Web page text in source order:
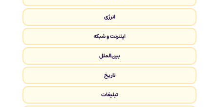
انرژی
اینترنت و شبکه
بین‌الملل
تاریخ
تبلیغات